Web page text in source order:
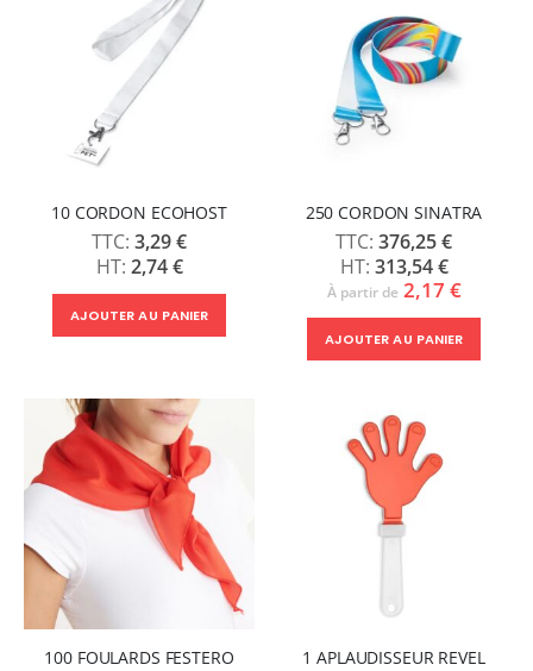
10 CORDON ECOHOST
3,29 €
2,74 €
AJOUTER AU PANIER
250 CORDON SINATRA
376,25 €
313,54 €
À partir de 2,17 €
AJOUTER AU PANIER
100 FOULARDS FESTERO 1 APLAUDISSEUR REVEL